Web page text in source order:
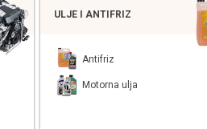
ULJE I ANTIFRIZ
Antifriz
Motorna ulja